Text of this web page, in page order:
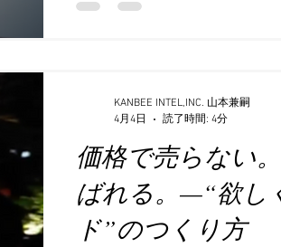
る時代”だからです。 スマート
報が流れ込んできます。SNS
分に関係があるか」を判断し
か、止まるか。 その判断基準
自分のための情報か？」 違う
ないのと同じになります。 こ
んの人に届けること」ではな
価格で売らない
ばれる。—“欲し
ド”のつくり方
KANBEE INTEL,INC. 山本兼嗣
4月4日
読了時間: 4分